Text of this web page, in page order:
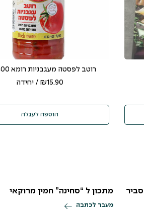
רוטב לפסטה מעגבניות רומא 400 גרם
₪15.90 / יחידה
הוספה לעגלה
מתכון ל “סחינה” חמין מרוקאי
מעבר לכתבה